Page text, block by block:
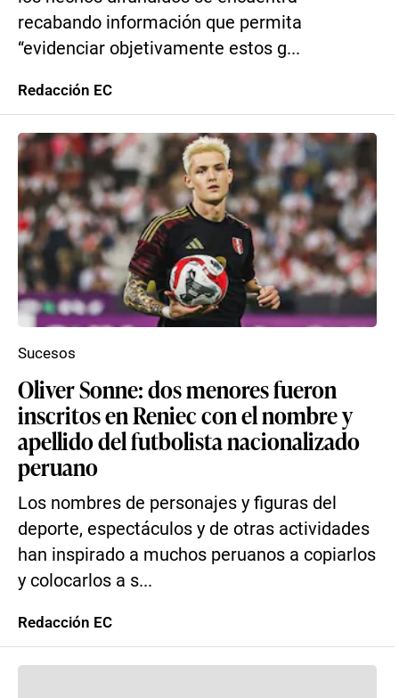
recabando información que permita
“evidenciar objetivamente estos g...
Redacción EC
Oliver Sonne: dos menores fueron
inscritos en Reniec con el nombre y
apellido del futbolista nacionalizado
peruano
Los nombres de personajes y figuras del
deporte, espectáculos y de otras actividades
han inspirado a muchos peruanos a copiarlos
y colocarlos a s...
Sucesos
Redacción EC